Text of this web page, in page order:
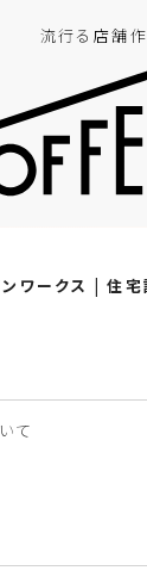
流行る店舗作
ワークス | 住宅
て